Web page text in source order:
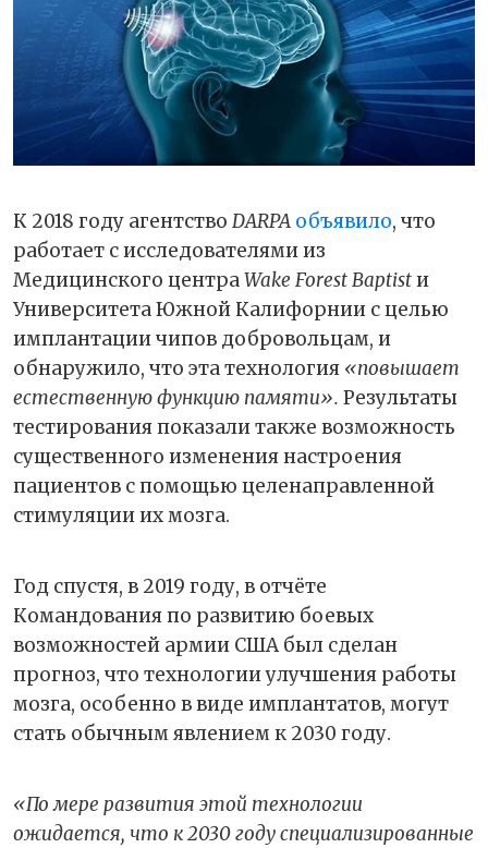
К 2018 году агентство DARPA объявило, что
работает с исследователями из
Медицинского центраWake Forest Baptistи
Университета Южной Калифорнии с целью
имплантации чипов добровольцам, и
обнаружило, что эта технология «повышает
естественную функцию памяти». Результаты
тестирования показали также возможность
существенного изменения настроения
пациентов с помощью целенаправленной
стимуляции их мозга.
Год спустя, в 2019 году, в отчёте
Командования по развитию боевых
возможностей армии США был сделан
прогноз, что технологии улучшения работы
мозга, особенно в виде имплантатов, могут
стать обычным явлением к 2030 году.
«По мере развития этой технологии
ожидается, что к 2030 году специализированные